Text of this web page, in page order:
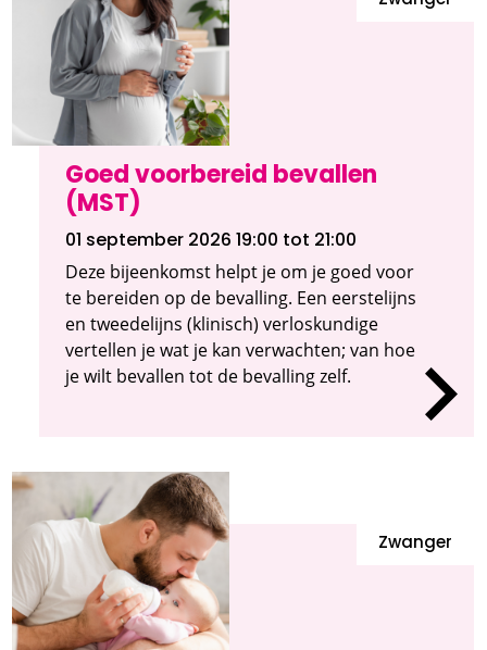
Goed voorbereid bevallen
(MST)
01 september 2026 19:00 tot 21:00
Deze bijeenkomst helpt je om je goed voor
te bereiden op de bevalling. Een eerstelijns
en tweedelijns (klinisch) verloskundige
vertellen je wat je kan verwachten; van hoe
je wilt bevallen tot de bevalling zelf.
Zwanger